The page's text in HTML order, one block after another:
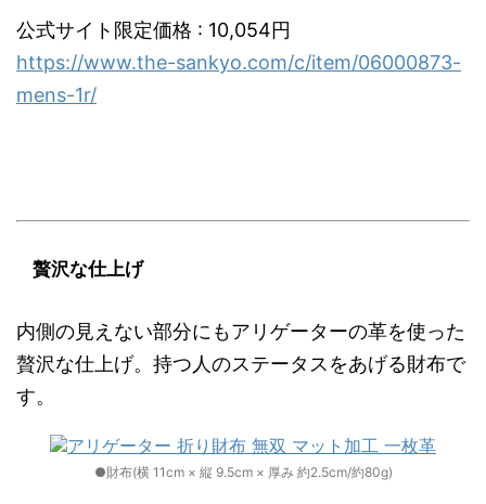
公式サイト限定価格 : 10,054円
https://www.the-sankyo.com/c/item/06000873-
mens-1r/
贅沢な仕上げ
内側の見えない部分にもアリゲーターの革を使った
贅沢な仕上げ。持つ人のステータスをあげる財布で
す。
●財布(横 11cm × 縦 9.5cm × 厚み 約2.5cm/約80g)